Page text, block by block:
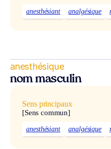
anesthésiant analgésique
anesthésique
nom masculin
Sens principaux
[Sens commun]
anesthésiant analgésique